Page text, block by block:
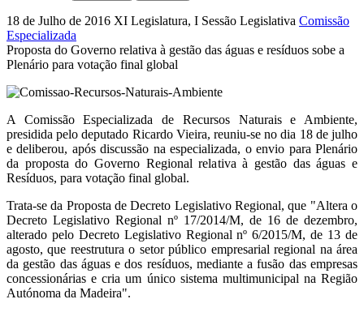
18 de Julho de 2016 XI Legislatura, I Sessão Legislativa Comissão
Especializada
Proposta do Governo relativa à gestão das águas e resíduos sobe a
Plenário para votação final global
A Comissão Especializada de Recursos Naturais e Ambiente,
presidida pelo deputado Ricardo Vieira, reuniu-se no dia 18 de julho
e deliberou, após discussão na especializada, o envio para Plenário
da proposta do Governo Regional relativa à gestão das águas e
Resíduos, para votação final global.
Trata-se da Proposta de Decreto Legislativo Regional, que "Altera o
Decreto Legislativo Regional nº 17/2014/M, de 16 de dezembro,
alterado pelo Decreto Legislativo Regional nº 6/2015/M, de 13 de
agosto, que reestrutura o setor público empresarial regional na área
da gestão das águas e dos resíduos, mediante a fusão das empresas
concessionárias e cria um único sistema multimunicipal na Região
Autónoma da Madeira".